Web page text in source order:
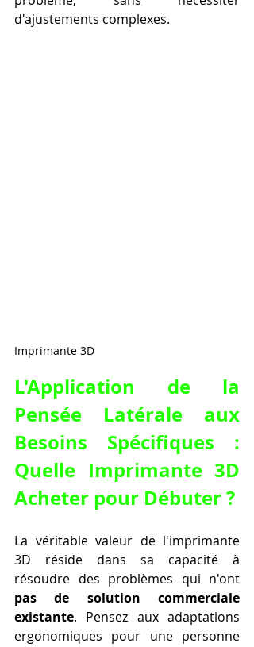
d'ajustements complexes.
Imprimante 3D
L'Application de la
Pensée Latérale aux
Besoins Spécifiques :
Quelle Imprimante 3D
Acheter pour Débuter ?
La véritable valeur de l'imprimante
3D réside dans sa capacité à
pas de solution commerciale
existante. Pensez aux adaptations
ergonomiques pour une personne